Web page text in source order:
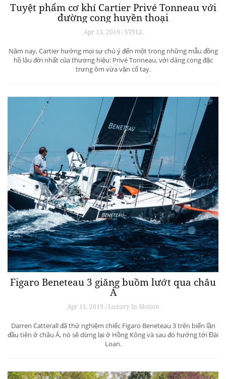
Tuyệt phẩm cơ khí Cartier Privé Tonneau với
đường cong huyền thoại
Apr 13, 2019 / STYLE
Năm nay, Cartier hướng mọi sự chú ý đến một trong những mẫu đồng
hồ lâu đời nhất của thương hiệu: Privé Tonneau, với dáng cong đặc
trưng ôm vừa vặn cổ tay.
Figaro Beneteau 3 giăng buồm lướt qua châu
Á
Apr 11, 2019 / Luxury In Motion
Darren Catterall đã thử nghiệm chiếc Figaro Beneteau 3 trên biển lần
đầu tiên ở châu Á, nó sẽ dừng lại ở Hồng Kông và sau đó hướng tới Đài
Loan.